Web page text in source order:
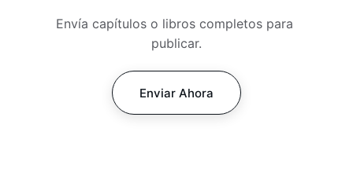
Envía capítulos o libros completos para
publicar.
Enviar Ahora